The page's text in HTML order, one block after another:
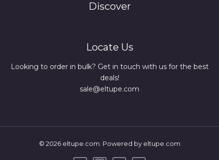
Discover
Locate Us
Looking to order in bulk? Get in touch with us for the best
deals!
sale@eltupe.com
© 2026 eltupe.com. Powered by eltupe.com